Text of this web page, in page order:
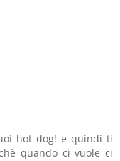
hot dog! e quindi ti
quando ci vuole ci